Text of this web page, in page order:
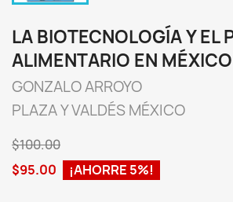
LA BIOTECNOLOGÍA Y EL
ALIMENTARIO EN MÉXICO
GONZALO ARROYO
PLAZA Y VALDÉS MÉXICO
$100.00
$95.00
¡AHORRE 5%!